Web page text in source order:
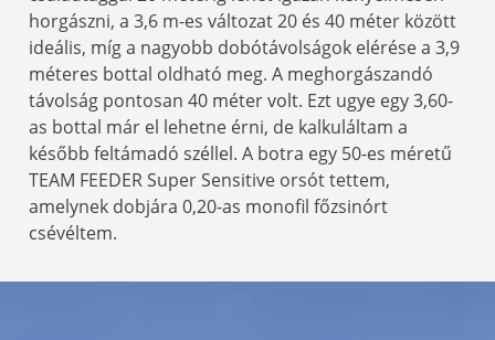
horgászni, a 3,6 m-es változat 20 és 40 méter között
ideális, míg a nagyobb dobótávolságok elérése a 3,9
méteres bottal oldható meg. A meghorgászandó
távolság pontosan 40 méter volt. Ezt ugye egy 3,60-
as bottal már el lehetne érni, de kalkuláltam a
később feltámadó széllel. A botra egy 50-es méretű
TEAM FEEDER Super Sensitive orsót tettem,
amelynek dobjára 0,20-as monofil főzsinórt
csévéltem.